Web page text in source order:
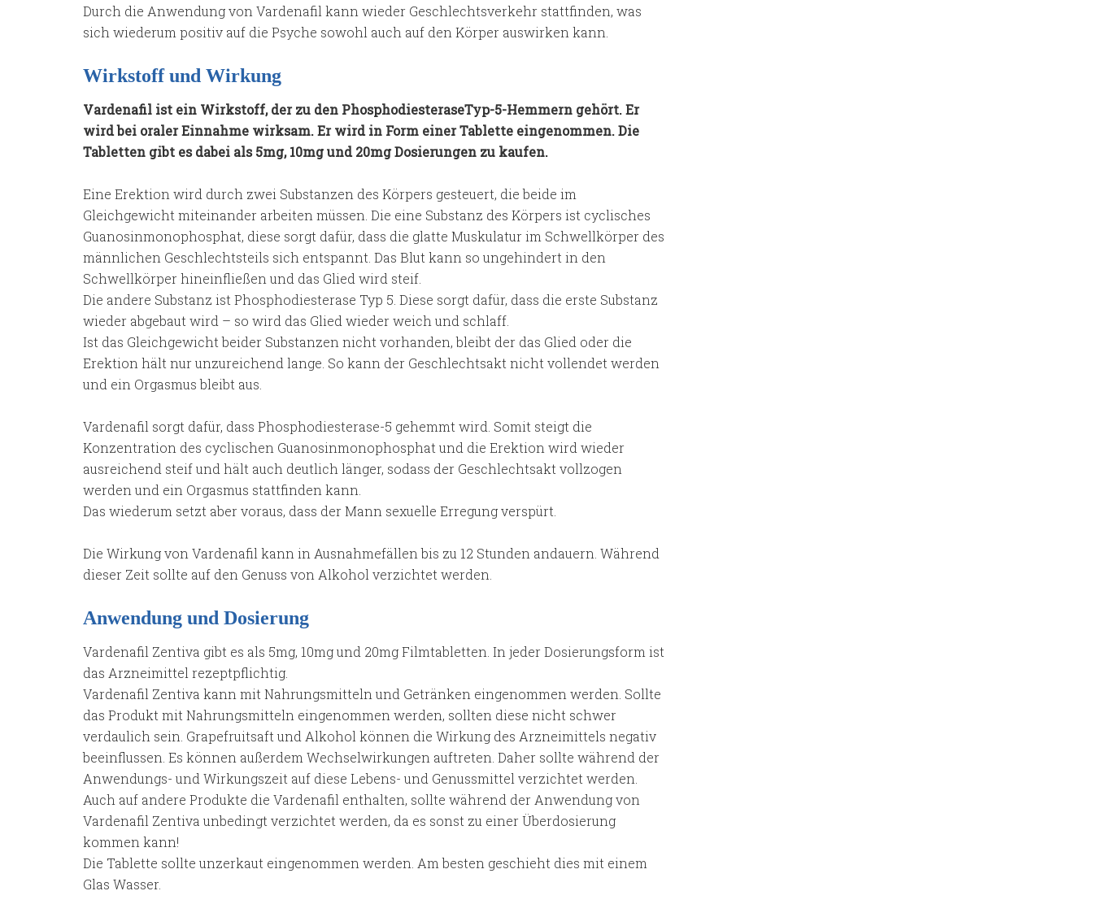
Durch die Anwendung von Vardenafil kann wieder Geschlechtsverkehr stattfinden, was
sich wiederum positiv auf die Psyche sowohl auch auf den Körper auswirken kann.
Wirkstoff und Wirkung
Vardenafil ist ein Wirkstoff, der zu den PhosphodiesteraseTyp-5-Hemmern gehört. Er
wird bei oraler Einnahme wirksam. Er wird in Form einer Tablette eingenommen. Die
Tabletten gibt es dabei als 5mg, 10mg und 20mg Dosierungen zu kaufen.
Eine Erektion wird durch zwei Substanzen des Körpers gesteuert, die beide im
Gleichgewicht miteinander arbeiten müssen. Die eine Substanz des Körpers ist cyclisches
Guanosinmonophosphat, diese sorgt dafür, dass die glatte Muskulatur im Schwellkörper des
männlichen Geschlechtsteils sich entspannt. Das Blut kann so ungehindert in den
Schwellkörper hineinfließen und das Glied wird steif.
Die andere Substanz ist Phosphodiesterase Typ 5. Diese sorgt dafür, dass die erste Substanz
wieder abgebaut wird – so wird das Glied wieder weich und schlaff.
Ist das Gleichgewicht beider Substanzen nicht vorhanden, bleibt der das Glied oder die
Erektion hält nur unzureichend lange. So kann der Geschlechtsakt nicht vollendet werden
und ein Orgasmus bleibt aus.
Vardenafil sorgt dafür, dass Phosphodiesterase-5 gehemmt wird. Somit steigt die
Konzentration des cyclischen Guanosinmonophosphat und die Erektion wird wieder
ausreichend steif und hält auch deutlich länger, sodass der Geschlechtsakt vollzogen
werden und ein Orgasmus stattfinden kann.
Das wiederum setzt aber voraus, dass der Mann sexuelle Erregung verspürt.
Die Wirkung von Vardenafil kann in Ausnahmefällen bis zu 12 Stunden andauern. Während
dieser Zeit sollte auf den Genuss von Alkohol verzichtet werden.
Anwendung und Dosierung
Vardenafil Zentiva gibt es als 5mg, 10mg und 20mg Filmtabletten. In jeder Dosierungsform ist
das Arzneimittel rezeptpflichtig.
Vardenafil Zentiva kann mit Nahrungsmitteln und Getränken eingenommen werden. Sollte
das Produkt mit Nahrungsmitteln eingenommen werden, sollten diese nicht schwer
verdaulich sein. Grapefruitsaft und Alkohol können die Wirkung des Arzneimittels negativ
beeinflussen. Es können außerdem Wechselwirkungen auftreten. Daher sollte während der
Anwendungs- und Wirkungszeit auf diese Lebens- und Genussmittel verzichtet werden.
Auch auf andere Produkte die Vardenafil enthalten, sollte während der Anwendung von
Vardenafil Zentiva unbedingt verzichtet werden, da es sonst zu einer Überdosierung
kommen kann!
Die Tablette sollte unzerkaut eingenommen werden. Am besten geschieht dies mit einem
Glas Wasser.